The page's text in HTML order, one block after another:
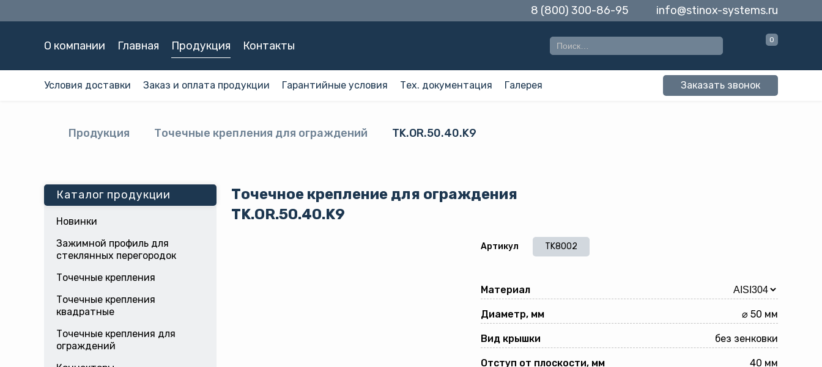
info@stinox-systems.ru
8 (800) 300-86-95
О компании Главная Продукция Контакты 0
Условия доставки Заказ и оплата продукции Гарантийные условия Тех. документация Галерея Заказать звонок
Продукция Точечные крепления для ограждений TK.OR.50.40.K9
Каталог продукции
Новинки
Зажимной профиль для
стеклянных перегородок
Точечные крепления
Точечные крепления
квадратные
Точечные крепления для
ограждений
Точечное крепление для ограждения
TK.OR.50.40.K9
Артикул TK8002
Материал
Диаметр, мм ⌀ 50 мм
Вид крышки без зенковки
Отступ от плоскости, мм 40 мм